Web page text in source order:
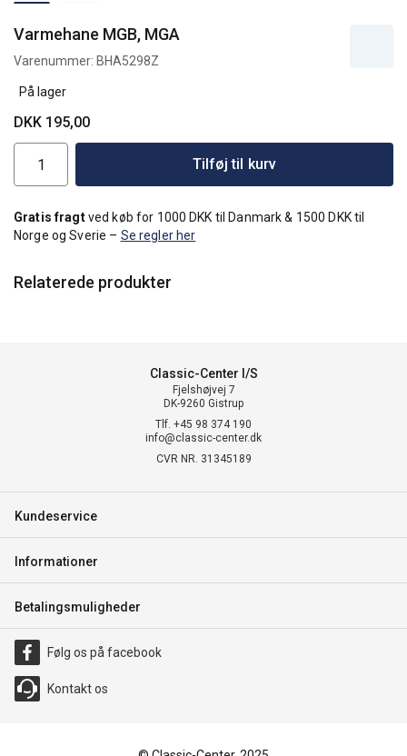
Varmehane MGB, MGA
Varenummer: BHA5298Z
På lager
DKK 195,00
Tilføj til kurv
Gratis fragtved køb for 1000 DKK til Danmark & 1500 DKK til
Norge og Sverie – Se regler her
Relaterede produkter
Classic-Center I/S
Fjelshøjvej 7
DK-9260 Gistrup
Tlf. +45 98 374 190
info@classic-center.dk
CVR NR. 31345189
Kundeservice
Informationer
Betalingsmuligheder
Følg os på facebook
Kontakt os